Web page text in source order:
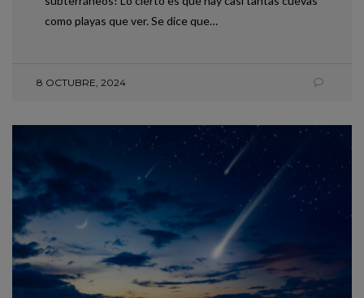
como playas que ver. Se dice que…
8 OCTUBRE, 2024